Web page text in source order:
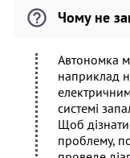
Чому не
Автономка
наприклад
системі
Щоб
проблему,